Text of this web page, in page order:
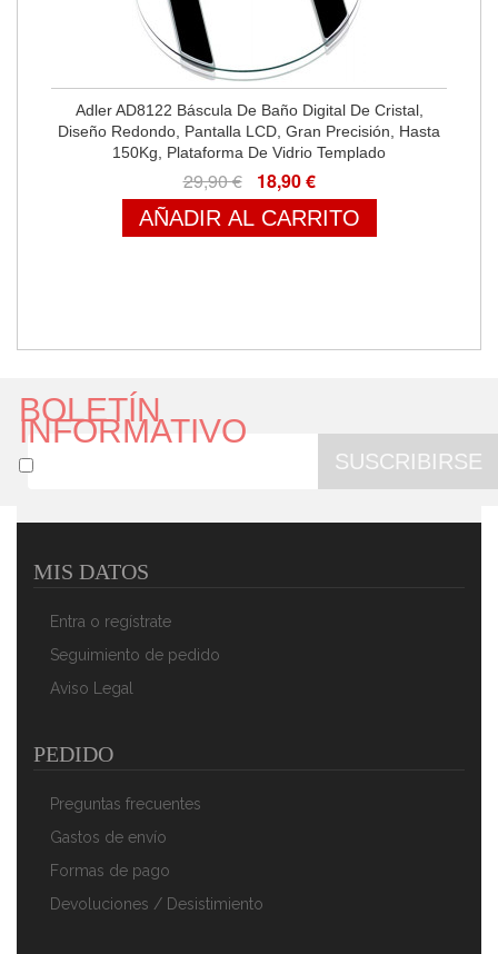
Adler AD8122 Báscula De Baño Digital De Cristal,
Diseño Redondo, Pantalla LCD, Gran Precisión, Hasta
150Kg, Plataforma De Vidrio Templado
29,90 € 18,90 €
AÑADIR AL CARRITO
30,90 €
BOLETÍN
INFORMATIVO
SUSCRIBIRSE
MIS DATOS
Entra o regístrate
Seguimiento de pedido
Aviso Legal
PEDIDO
Preguntas frecuentes
Gastos de envío
Formas de pago
Devoluciones / Desistimiento